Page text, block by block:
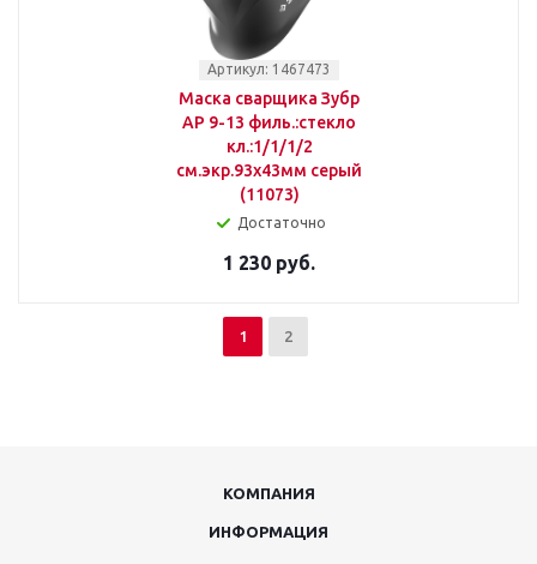
Артикул: 1467473
Маска сварщика Зубр
АР 9-13 филь.:стекло
кл.:1/1/1/2
см.экр.93x43мм серый
(11073)
Достаточно
1 230 руб.
1 2
КОМПАНИЯ
ИНФОРМАЦИЯ